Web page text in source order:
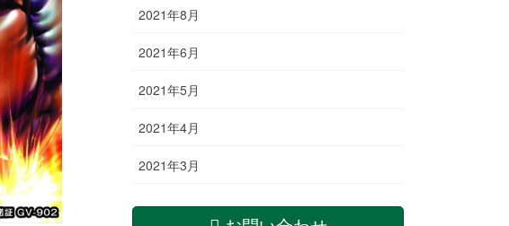
2021年8月
2021年6月
2021年5月
2021年4月
2021年3月